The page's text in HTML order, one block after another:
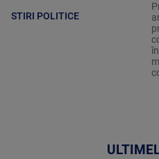
STIRI POLITICE